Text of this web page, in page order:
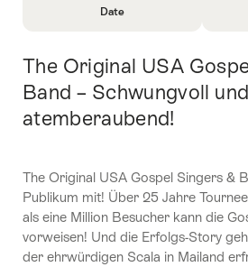
About
Date
Date
About
Intro
The Original USA
Band – Schwungvoll und
atemberaubend!
The Original USA Gospel Singers &
Publikum mit! Über 25 Jahre
als eine Million Besucher kann die
vorweisen! Und die Erfolgs-Story
der ehrwürdigen Scala in Mailand